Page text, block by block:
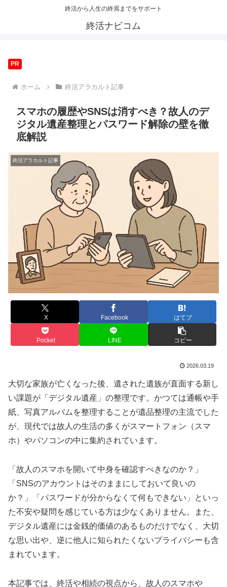
終活から人生の終焉までをサポート
終活ナビコム
PR
ホーム 終活アラカルト記事
スマホの履歴やSNSは消すべき？故人のデ
ジタル遺産整理とパスワード解除の壁を徹
底解説
終活アラカルト記事
X Facebook はてブ
Pocket LINE コピー
2026.03.19
大切な家族が亡くなった後、遺された遺族が直面する新し
い課題が「デジタル遺産」の整理です。かつては通帳や手
紙、写真アルバムを整理することが遺品整理の主流でした
が、現代では故人の生活の多くがスマートフォン（スマ
ホ）やパソコンの中に集約されています。
「故人のスマホを開いて中身を確認すべきなのか？」
「SNSのアカウントはそのままにしておいて良いの
か？」「パスワードが分からなくて何もできない」といっ
た不安や疑問を感じている方は少なくありません。また、
デジタル遺産には金銭的価値のあるものだけでなく、大切
な思い出や、逆に他人に知られたくないプライバシーも含
まれています。
本記事では、終活や相続の視点から、故人のスマホや